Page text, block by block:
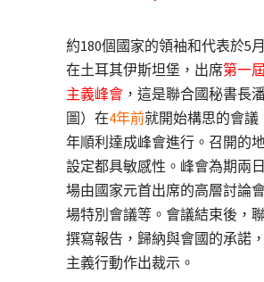
約180個國家的領袖和代表於5
在土耳其伊斯坦堡，出席第一
主義峰會 ，這是聯合國秘書長
圖）在4年前就開始構思的會議
年順利達成峰會進行。召開的
設定都具敏感性。峰會為期兩
場由國家元首出席的高層討論
場特別會議等。會議結束後，
撰寫報告，歸納與會國的承諾
主義行動作出裁示。